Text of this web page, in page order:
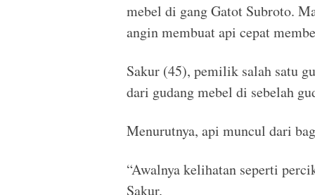
mebel di gang Gatot Subroto.
angin membuat api cepat
Sakur (45), pemilik salah satu
dari gudang mebel di sebelah
Menurutnya, api muncul dari
“Awalnya kelihatan seperti
Sakur.